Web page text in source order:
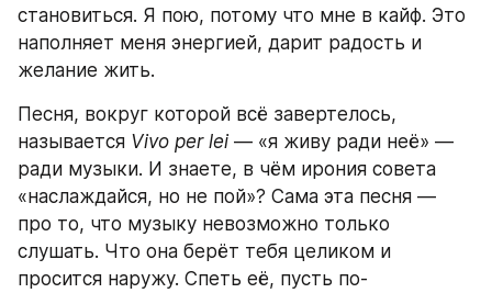
становиться. Я пою, потому что мне в кайф. Это
наполняет меня энергией, дарит радость и
желание жить.
Песня, вокруг которой всё завертелось,
называется Vivo per lei — «я живу ради неё» —
ради музыки. И знаете, в чём ирония совета
«наслаждайся, но не пой»? Сама эта песня —
про то, что музыку невозможно только
слушать. Что она берёт тебя целиком и
просится наружу. Спеть её, пусть по-